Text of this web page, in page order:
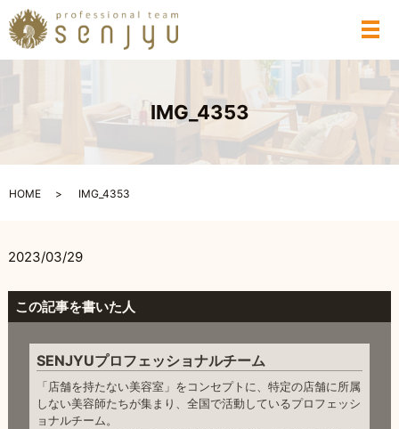
メ
IMG_4353
HOME IMG_4353
2023/03/29
この記事を書いた人
SENJYUプロフェッショナルチーム
「店舗を持たない美容室」をコンセプトに、特定の店舗に所属
しない美容師たちが集まり、全国で活動しているプロフェッシ
ョナルチーム。